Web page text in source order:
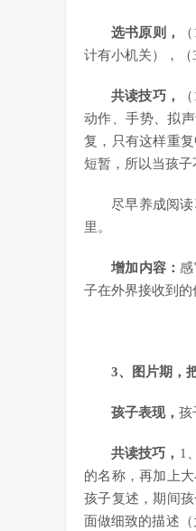
选书原则，
计有小机关），（
共读技巧，
动作、手势、拟
复，只有这样重
短暂，所以当孩子
尽早养成阅
里。
增加内容：
子在外界接收到的
3、图片期，
孩子表现， 孩
共读技巧， 1
的名称，再加上
孩子复述，期间
面做细致的描述